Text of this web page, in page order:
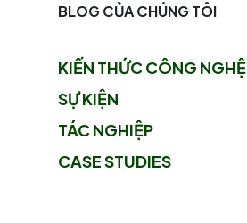
BLOG CỦA CHÚNG TÔI
KIẾN THỨC CÔNG NGHỆ
SỰ KIỆN
TÁC NGHIỆP
CASE STUDIES